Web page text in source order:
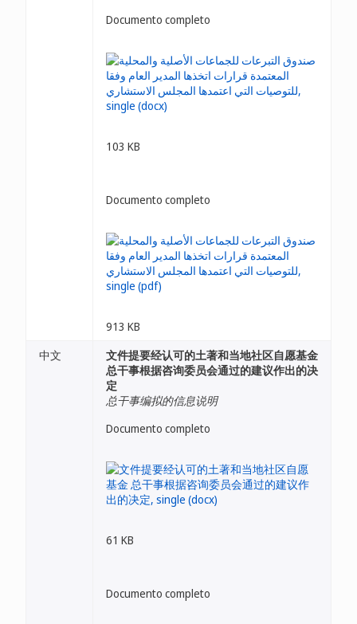
Documento completo
103 KB
Documento completo
913 KB
中文
文件提要经认可的土著和当地社区自愿基金
总干事根据咨询委员会通过的建议作出的决
定
总干事编拟的信息说明
Documento completo
61 KB
Documento completo